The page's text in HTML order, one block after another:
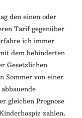
den einen oder
Tarif gegenüber
ich immer
dem behinderten
Gesetzlichen
Sommer von einer
gleichen Prognose
zahlen.